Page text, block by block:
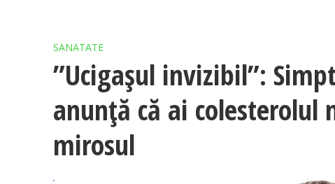
SANATATE
”Ucigașul invizibil”:
anunță că ai colesterolul
mirosul